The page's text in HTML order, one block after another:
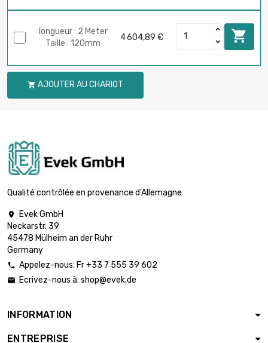
longueur : 2 Meter
Taille : 120mm
4 604,89 € 
 AJOUTER AU CHARIOT
Qualité contrôlée en provenance d'Allemagne

Evek GmbH
Neckarstr. 39
45478 Mülheim an der Ruhr
Germany
 Appelez-nous: Fr +33 7 555 39 602
 Ecrivez-nous à: shop@evek.de
INFORMATION
ENTREPRISE